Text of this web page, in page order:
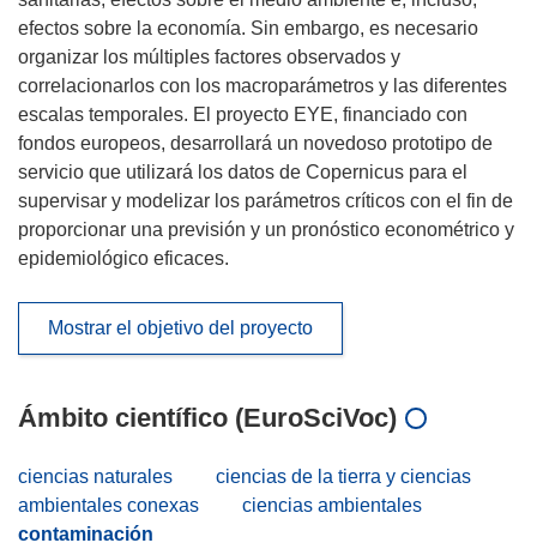
efectos sobre la economía. Sin embargo, es necesario
organizar los múltiples factores observados y
correlacionarlos con los macroparámetros y las diferentes
escalas temporales. El proyecto EYE, financiado con
fondos europeos, desarrollará un novedoso prototipo de
servicio que utilizará los datos de Copernicus para el
supervisar y modelizar los parámetros críticos con el fin de
proporcionar una previsión y un pronóstico econométrico y
epidemiológico eficaces.
Mostrar el objetivo del proyecto
Ámbito científico (EuroSciVoc)
ciencias naturales
ciencias de la tierra y ciencias
ambientales conexas
ciencias ambientales
contaminación